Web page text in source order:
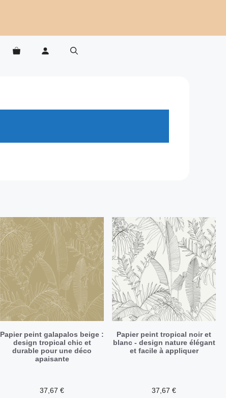
Papier peint galapalos beige :
design tropical chic et
durable pour une déco
apaisante
37,67 €
Papier peint tropical noir et
blanc - design nature élégant
et facile à appliquer
37,67 €